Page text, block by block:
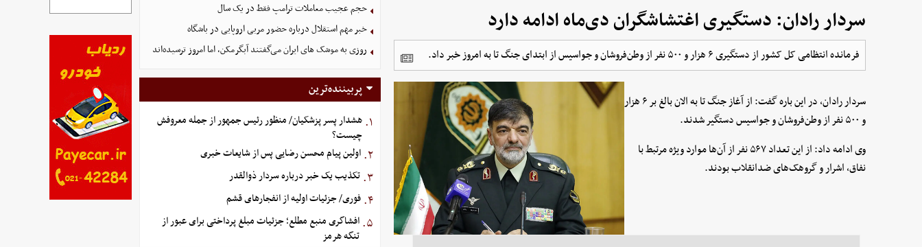
سردار رادان: دستگیری اغتشاشگران دی‌ماه ادامه دارد
فرمانده انتظامی کل کشور از دستگیری ۶ هزار و ۵۰۰ نفر از وطن‌فروشان و جواسیس از ابتدای جنگ تا به امروز خبر داد.
سردار رادان، در این باره گفت: از آغاز جنگ تا به الان بالغ بر ۶ هزار
و ۵۰۰ نفر از وطن‌فروشان و جواسیس دستگیر شدند.
وی ادامه داد: از این تعداد ۵۶۷ نفر از آن‌ها موارد ویژه مرتبط با
نفاق، اشرار و گروهک‌های ضدانقلاب بودند.
حجم عجیب معاملات ترامپ فقط در یک سال
خبر مهم استقلال درباره حضور مربی اروپایی در باشگاه
روزی به موشک‌ های ایران می‌گفتند آبگرمکن، اما امروز ترسیده‌اند
پربیننده‌ترین
۱. هشدار پسر پزشکیان/ منظور رئیس جمهور از جمله معروفش
چیست؟
۲. اولین پیام محسن رضایی پس از شایعات خبری
۳. تکذیب یک خبر درباره سردار ذوالقدر
۴. فوری/ جزئیات اولیه از انفجارهای قشم
۵. افشاگری منبع مطلع؛ جزئیات مبلغ پرداختی برای عبور از
تنگه هرمز